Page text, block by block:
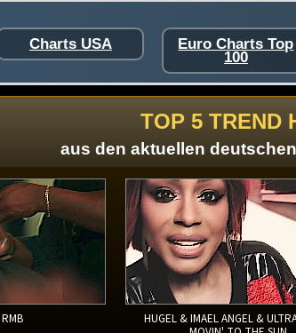
Charts USA Euro Charts Top
100
TOP 5 TREND
aus den aktuellen
HUGEL & IMAEL ANGEL &